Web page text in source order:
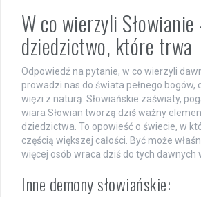
W co wierzyli Słowianie
dziedzictwo, które trwa
Odpowiedź na pytanie, w co wierzyli
prowadzi nas do świata pełnego bogów,
więzi z naturą. Słowiańskie zaświaty,
wiara Słowian tworzą dziś ważny
dziedzictwa. To opowieść o świecie, w
częścią większej całości. Być może
więcej osób wraca dziś do tych dawnych
Inne demony słowiańskie: